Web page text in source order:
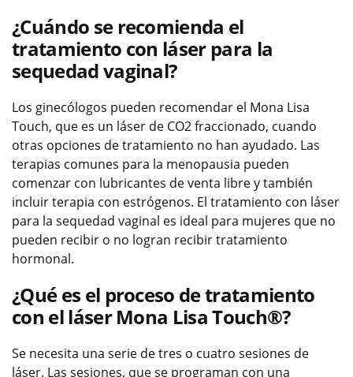
¿Cuándo se recomienda el
tratamiento con láser para la
sequedad vaginal?
Los ginecólogos pueden recomendar el Mona Lisa
Touch, que es un láser de CO2 fraccionado, cuando
otras opciones de tratamiento no han ayudado. Las
terapias comunes para la menopausia pueden
comenzar con lubricantes de venta libre y también
incluir terapia con estrógenos. El tratamiento con láser
para la sequedad vaginal es ideal para mujeres que no
pueden recibir o no logran recibir tratamiento
hormonal.
¿Qué es el proceso de tratamiento
con el láser Mona Lisa Touch®?
Se necesita una serie de tres o cuatro sesiones de
láser. Las sesiones, que se programan con una